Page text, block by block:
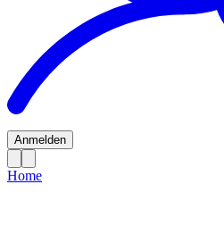
Anmelden
Home